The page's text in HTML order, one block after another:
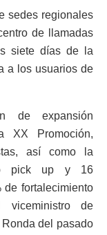
sedes regionales
de llamadas
siete días de la
a los usuarios de
de expansión
XX Promoción,
así como la
pick up y 16
de fortalecimiento
de
del pasado